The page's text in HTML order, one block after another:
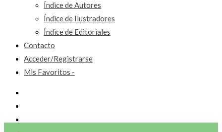
Índice de Autores
Índice de Ilustradores
Índice de Editoriales
Contacto
Acceder/Registrarse
Mis Favoritos -